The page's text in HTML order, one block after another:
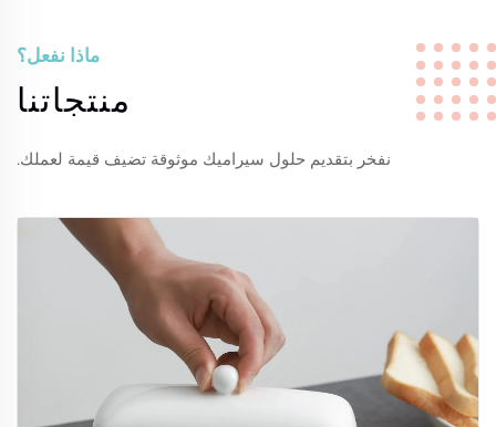
ماذا نفعل؟
منتجاتنا
نفخر بتقديم حلول سيراميك موثوقة تضيف قيمة لعملك.